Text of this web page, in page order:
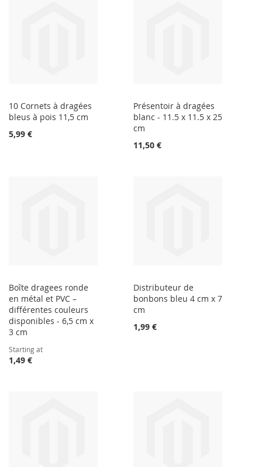
10 Cornets à dragées
bleus à pois 11,5 cm
5,99 €
Présentoir à dragées
blanc - 11.5 x 11.5 x 25
cm
11,50 €
Boîte dragees ronde
en métal et PVC –
différentes couleurs
disponibles - 6,5 cm x
3 cm
Starting at
1,49 €
Distributeur de
bonbons bleu 4 cm x 7
cm
1,99 €